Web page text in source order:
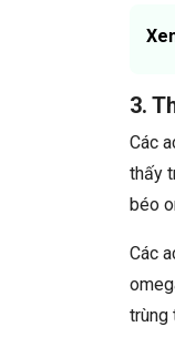
3.
Các
thấy
béo
Các
trùng